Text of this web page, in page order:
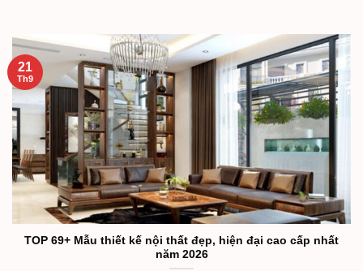
TOP 69+ Mẫu thiết kế nội thất đẹp, hiện đại cao cấp nhất
năm 2026
21
Th9